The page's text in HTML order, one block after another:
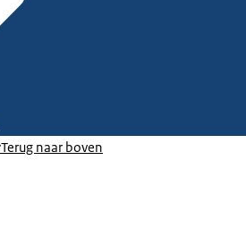
Terug naar boven